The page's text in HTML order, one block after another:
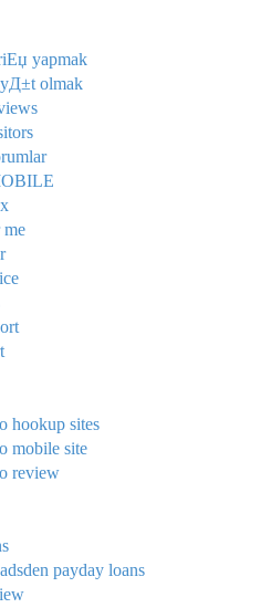
yapmak
olmak
me
hookup sites
mobile site
review
payday loans